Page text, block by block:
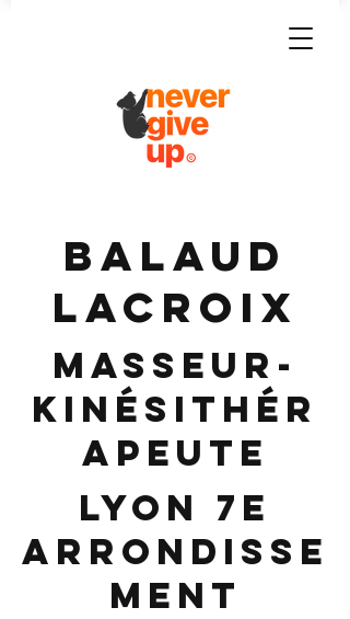
BALAUD
LACROIX
Masseur-
Kinésithér
apeute
Lyon 7e
Arrondisse
ment